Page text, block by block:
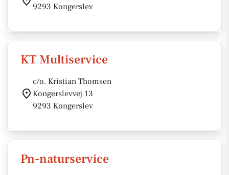
9293 Kongerslev
KT Multiservice
c/o. Kristian Thomsen
Kongerslevvej 13
9293 Kongerslev
Pn-naturservice